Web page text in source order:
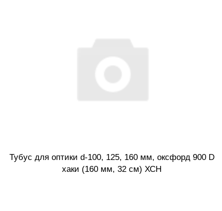
Тубус для оптики d-100, 125, 160 мм, оксфорд 900 D
хаки (160 мм, 32 см) ХСН